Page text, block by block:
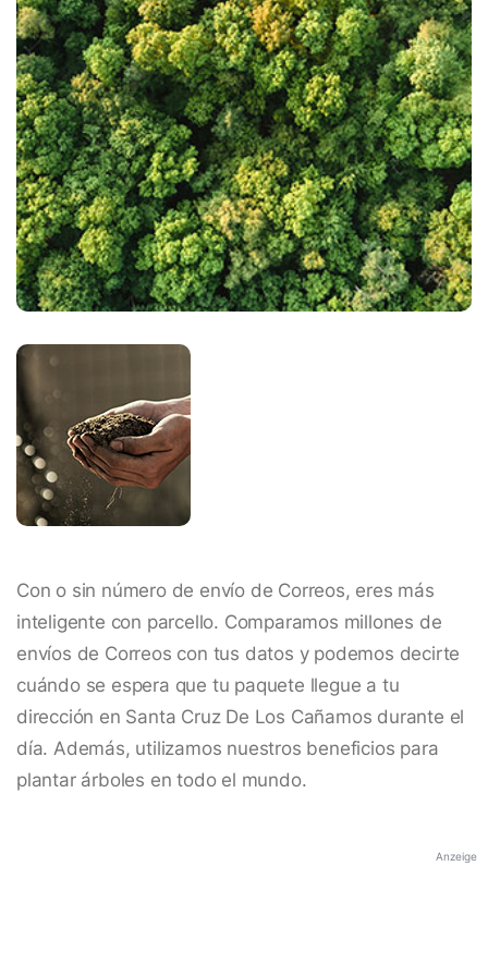
Con o sin número de envío de Correos, eres más
inteligente con parcello. Comparamos millones de
envíos de Correos con tus datos y podemos decirte
cuándo se espera que tu paquete llegue a tu
dirección en Santa Cruz De Los Cañamos durante el
día. Además, utilizamos nuestros beneficios para
plantar árboles en todo el mundo.
Anzeige